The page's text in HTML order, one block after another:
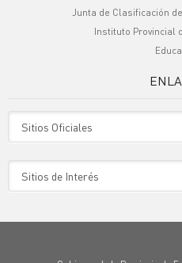
Junta de Clasificación
Instituto Provincial